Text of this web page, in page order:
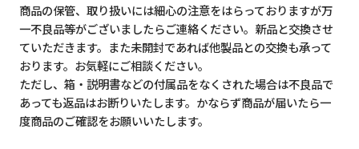
商品の保管、取り扱いには細心の注意をはらっておりますが万
一不良品等がございましたらご連絡ください。新品と交換させ
ていただきます。また未開封であれば他製品との交換も承って
おります。お気軽にご相談ください。
ただし、箱・説明書などの付属品をなくされた場合は不良品で
あっても返品はお断りいたします。かならず商品が届いたら一
度商品のご確認をお願いいたします。